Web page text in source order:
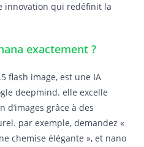
innovation qui redéfinit la
exactement ?
flash image, est une IA
deepmind. elle excelle
d’images grâce à des
par exemple, demandez «
chemise élégante », et nano